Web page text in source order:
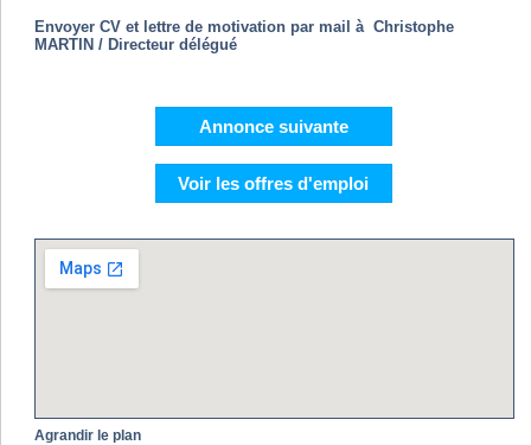
Envoyer CV et lettre de motivation par mail à Christophe
MARTIN / Directeur délégué
Annonce suivante
Voir les offres d'emploi
Agrandir le plan